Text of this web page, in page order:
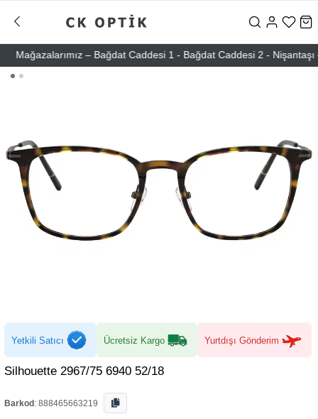
Mağazalarımız – Bağdat Caddesi 1 - Bağdat Caddesi 2 - Nişantaşı –
Yetkili Satıcı Ücretsiz Kargo Yurtdışı Gönderim
Silhouette 2967/75 6940 52/18
Barkod : 888465663219